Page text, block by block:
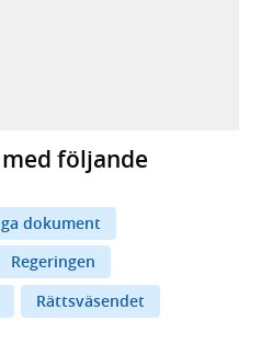
flik, extern webbplats,
webbplats,
flik, extern webbplats,
postklient,
följande
dokument
Regeringen
Rättsväsendet